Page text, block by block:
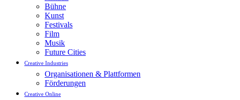
Bühne
Kunst
Festivals
Film
Musik
Future Cities
Creative Industries
Organisationen & Plattformen
Förderungen
Creative Online